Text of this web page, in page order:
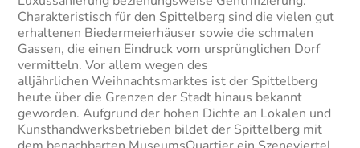
Charakteristisch für den Spittelberg sind die vielen gut
erhaltenen Biedermeierhäuser sowie die schmalen
Gassen, die einen Eindruck vom ursprünglichen Dorf
vermitteln. Vor allem wegen des
alljährlichen Weihnachtsmarktes ist der Spittelberg
heute über die Grenzen der Stadt hinaus bekannt
geworden. Aufgrund der hohen Dichte an Lokalen und
Kunsthandwerksbetrieben bildet der Spittelberg mit